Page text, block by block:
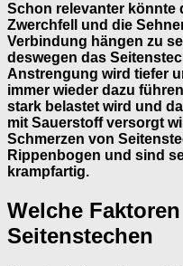
Schon relevanter könnte
Zwerchfell und die
Verbindung hängen zu
deswegen das
Anstrengung wird tiefer
immer wieder dazu
stark belastet wird und
mit Sauerstoff versorgt
Schmerzen von
Rippenbogen und sind
krampfartig.
Welche
Seitenstechen